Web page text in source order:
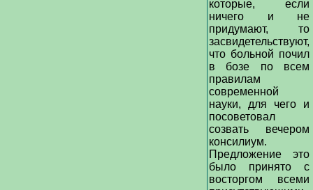
которые, если
ничего и не
придумают, то
засвидетельствуют,
что больной почил
в бозе по всем
правилам
современной
науки, для чего и
посоветовал
созвать вечером
консилиум.
Предложение это
было принято с
восторгом всеми